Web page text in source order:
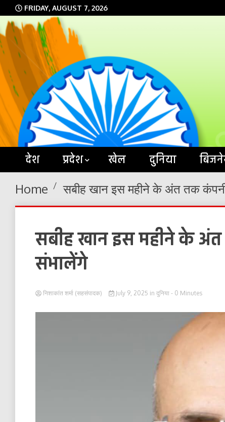
Skip
to
content
FRIDAY, AUGUST 7, 2026
देश प्रदेश खेल दुनिया
Home सबीह खान इस महीने के अंत तक
सबीह खान इस महीने के
संभालेंगे
निशाकांत शर्मा (सहसंपादक) July 9, 2025 in दुनिया - 0 Minutes